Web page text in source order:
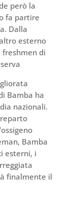
però la
fa partire
Dalla
esterno
di
Bamba ha
nazionali.
Bamba
esterni, i
finalmente il